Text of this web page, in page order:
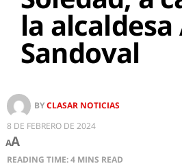
la
Sandoval
BYCLASAR NOTICIAS
8 DE FEBRERO DE 2024
AA
READING TIME: 4 MINS READ